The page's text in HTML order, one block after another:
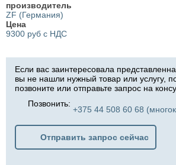
производитель
ZF (Германия)
Цена
9300 руб с НДС
Если вас заинтересовала
вы не нашли нужный товар или услугу,
позвоните или отправьте запрос на
Позвонить:
+375 44 508 60 68
Отправить запрос сейчас